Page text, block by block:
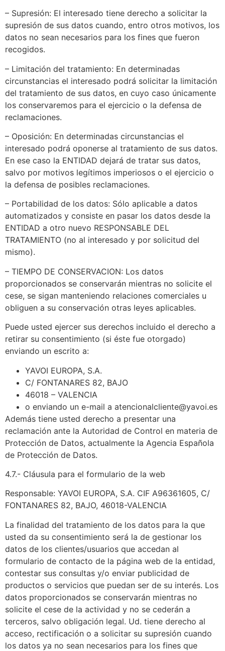
– Supresión: El interesado tiene derecho a solicitar la
supresión de sus datos cuando, entro otros motivos, los
datos no sean necesarios para los fines que fueron
recogidos.
– Limitación del tratamiento: En determinadas
circunstancias el interesado podrá solicitar la limitación
del tratamiento de sus datos, en cuyo caso únicamente
los conservaremos para el ejercicio o la defensa de
reclamaciones.
– Oposición: En determinadas circunstancias el
interesado podrá oponerse al tratamiento de sus datos.
En ese caso la ENTIDAD dejará de tratar sus datos,
salvo por motivos legítimos imperiosos o el ejercicio o
la defensa de posibles reclamaciones.
– Portabilidad de los datos: Sólo aplicable a datos
automatizados y consiste en pasar los datos desde la
ENTIDAD a otro nuevo RESPONSABLE DEL
TRATAMIENTO (no al interesado y por solicitud del
mismo).
– TIEMPO DE CONSERVACION: Los datos
proporcionados se conservarán mientras no solicite el
cese, se sigan manteniendo relaciones comerciales u
obliguen a su conservación otras leyes aplicables.
Puede usted ejercer sus derechos incluido el derecho a
retirar su consentimiento (si éste fue otorgado)
enviando un escrito a:
YAVOI EUROPA, S.A.
C/ FONTANARES 82, BAJO
46018 – VALENCIA
o enviando un e-mail a atencionalcliente@yavoi.es
Además tiene usted derecho a presentar una
reclamación ante la Autoridad de Control en materia de
Protección de Datos, actualmente la Agencia Española
de Protección de Datos.
4.7.- Cláusula para el formulario de la web
Responsable: YAVOI EUROPA, S.A. CIF A96361605, C/
FONTANARES 82, BAJO, 46018-VALENCIA
La finalidad del tratamiento de los datos para la que
usted da su consentimiento será la de gestionar los
datos de los clientes/usuarios que accedan al
formulario de contacto de la página web de la entidad,
contestar sus consultas y/o enviar publicidad de
productos o servicios que puedan ser de su interés. Los
datos proporcionados se conservarán mientras no
solicite el cese de la actividad y no se cederán a
terceros, salvo obligación legal. Ud. tiene derecho al
acceso, rectificación o a solicitar su supresión cuando
los datos ya no sean necesarios para los fines que